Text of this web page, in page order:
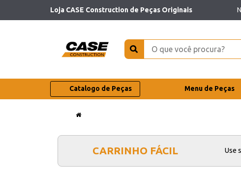
Loja CASE Construction de Peças Originais
Catalogo de Peças Menu de Peças
CARRINHO FÁCIL Use